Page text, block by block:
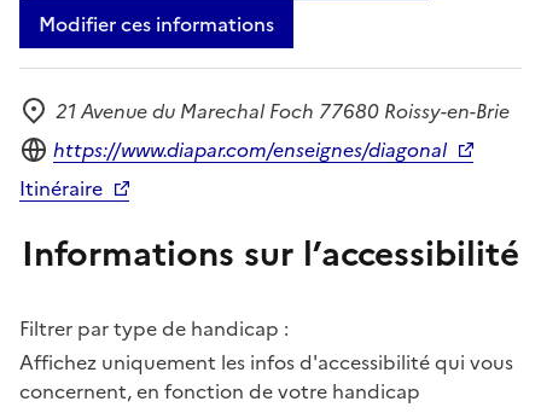
Modifier ces informations
Adresse
21 Avenue du Marechal Foch 77680 Roissy-en-Brie
Site internet
https://www.diapar.com/enseignes/diagonal
Itinéraire
Informations sur l’accessibilité
Filtrer par type de handicap :
Affichez uniquement les infos d'accessibilité qui vous
concernent, en fonction de votre handicap